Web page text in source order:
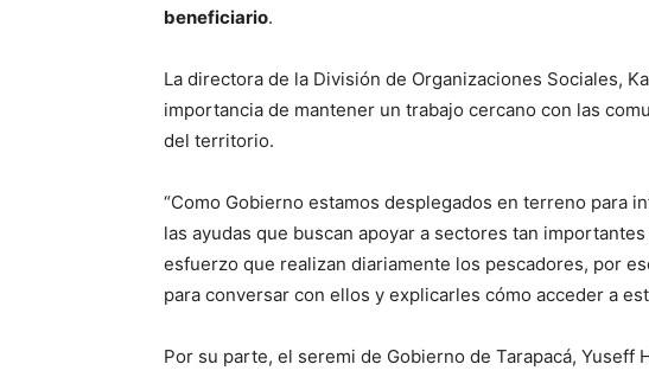
beneficiario.
La directora de la División de Organizaciones Sociales,
importancia de mantener un trabajo cercano con las
del territorio.
“Como Gobierno estamos desplegados en terreno para
las ayudas que buscan apoyar a sectores tan
esfuerzo que realizan diariamente los pescadores, por
para conversar con ellos y explicarles cómo acceder a
Por su parte, el seremi de Gobierno de Tarapacá,